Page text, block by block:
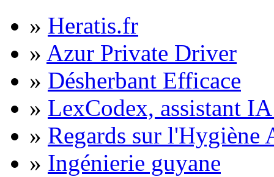
» Heratis.fr
» Azur Private Driver
» Désherbant Efficace
» LexCodex, assistant
» Regards sur l'Hygiène
» Ingénierie guyane